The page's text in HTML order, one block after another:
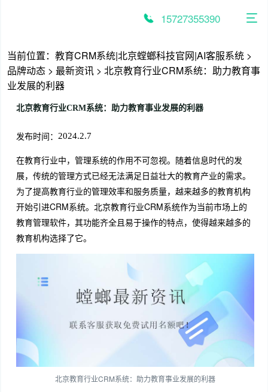
15727355390
当前位置： 教育CRM系统|北京螳螂科技官网|AI客服系统 >
品牌动态 > 最新资讯 > 北京教育行业CRM系统：助力教育事
业发展的利器
北京教育行业CRM系统：助力教育事业发展的利器
发布时间： 2024.2.7
在教育行业中，管理系统的作用不可忽视。随着信息时代的发
展，传统的管理方式已经无法满足日益壮大的教育产业的需求。
为了提高教育行业的管理效率和服务质量，越来越多的教育机构
开始引进CRM系统。北京教育行业CRM系统作为当前市场上的
教育管理软件，其功能齐全且易于操作的特点，使得越来越多的
教育机构选择了它。
北京教育行业CRM系统：助力教育事业发展的利器